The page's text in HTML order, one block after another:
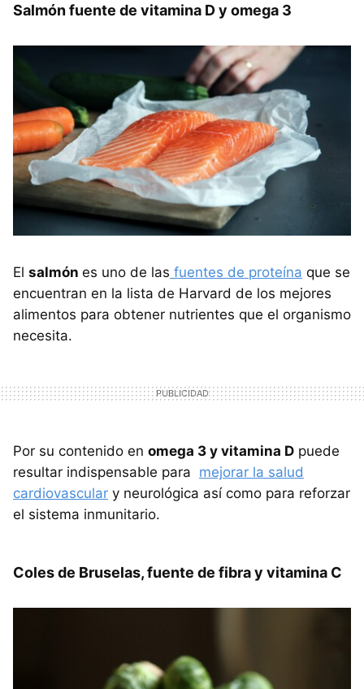
Salmón fuente de vitamina D y omega 3
El salmón es uno de las fuentes de proteína que se
encuentran en la lista de Harvard de los mejores
alimentos para obtener nutrientes que el organismo
necesita.
Por su contenido en omega 3 y vitamina D puede
resultar indispensable para mejorar la salud
cardiovascular y neurológica así como para reforzar
el sistema inmunitario.
Coles de Bruselas, fuente de fibra y vitamina C